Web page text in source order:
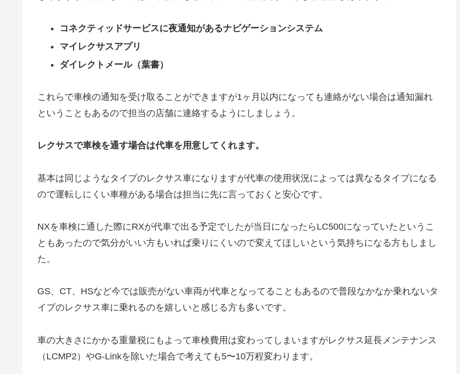
コネクティッドサービスに夜通知があるナビゲーションシステム
マイレクサスアプリ
ダイレクトメール（葉書）
これらで車検の通知を受け取ることができますが1ヶ月以内になっても連絡がない場合は通知漏れ
ということもあるので担当の店舗に連絡するようにしましょう。
レクサスで車検を通す場合は代車を用意してくれます。
基本は同じようなタイプのレクサス車になりますが代車の使用状況によっては異なるタイプになる
ので運転しにくい車種がある場合は担当に先に言っておくと安心です。
NXを車検に通した際にRXが代車で出る予定でしたが当日になったらLC500になっていたというこ
ともあったので気分がいい方もいれば乗りにくいので変えてほしいという気持ちになる方もしまし
た。
GS、CT、HSなど今では販売がない車両が代車となってることもあるので普段なかなか乗れないタ
イプのレクサス車に乗れるのを嬉しいと感じる方も多いです。
車の大きさにかかる重量税にもよって車検費用は変わってしまいますがレクサス延長メンテナンス
（LCMP2）やG-Linkを除いた場合で考えても5〜10万程変わります。